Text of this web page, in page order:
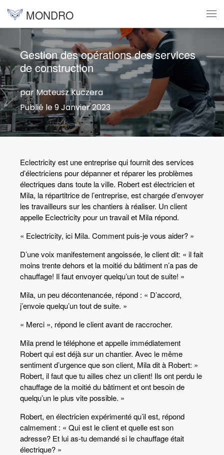
Skip to content
MONDRO
Gestion des opérations des services
de construction
par Mateusz Kuczera
Publié le 9 Janvier 2023
Eclectricity est une entreprise qui fournit des services
d’électriciens pour dépanner et réparer les problèmes
électriques dans toute la ville. Robert est électricien et
Mila, la répartitrice de l’entreprise, est chargée d’envoyer
les travailleurs sur les chantiers à réaliser. Un client
appelle Eclectricity pour un travail et Mila répond.
« Eclectricity, ici Mila. Comment puis-je vous aider? »
D’une voix manifestement angoissée, le client dit: « il fait
moins trente dehors et la moitié du bâtiment n’a pas de
chauffage! Il faut envoyer quelqu’un tout de suite! »
Mila, un peu décontenancée, répond : « D’accord,
j’envoie quelqu’un tout de suite. »
« Merci », répond le client avant de raccrocher.
Mila prend le téléphone et appelle immédiatement
Robert qui est déjà sur un chantier. Avec le même
sentiment d’urgence que son client, Mila dit à Robert: »
Robert, il faut que tu ailles chez un client! Ils ont perdu le
chauffage de la moitié du bâtiment et ont besoin de
quelqu’un le plus vite possible. »
Robert, en électricien expérimenté qu’il est, répond
calmement : « Qui est le client et quelle est son
adresse? Et lui as-tu demandé si le chauffage était
électrique? »